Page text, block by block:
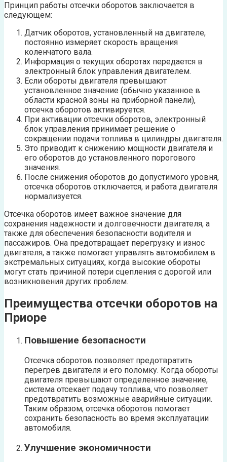
Принцип работы отсечки оборотов заключается в
следующем:
Датчик оборотов, установленный на двигателе,
постоянно измеряет скорость вращения
коленчатого вала.
Информация о текущих оборотах передается в
электронный блок управления двигателем.
Если обороты двигателя превышают
установленное значение (обычно указанное в
области красной зоны на приборной панели),
отсечка оборотов активируется.
При активации отсечки оборотов, электронный
блок управления принимает решение о
сокращении подачи топлива в цилиндры двигателя.
Это приводит к снижению мощности двигателя и
его оборотов до установленного порогового
значения.
После снижения оборотов до допустимого уровня,
отсечка оборотов отключается, и работа двигателя
нормализуется.
Отсечка оборотов имеет важное значение для
сохранения надежности и долговечности двигателя, а
также для обеспечения безопасности водителя и
пассажиров. Она предотвращает перегрузку и износ
двигателя, а также помогает управлять автомобилем в
экстремальных ситуациях, когда высокие обороты
могут стать причиной потери сцепления с дорогой или
возникновения других проблем.
Преимущества отсечки оборотов на
Приоре
Повышение безопасности
Отсечка оборотов позволяет предотвратить
перегрев двигателя и его поломку. Когда обороты
двигателя превышают определенное значение,
система отсекает подачу топлива, что позволяет
предотвратить возможные аварийные ситуации.
Таким образом, отсечка оборотов помогает
сохранить безопасность во время эксплуатации
автомобиля.
Улучшение экономичности